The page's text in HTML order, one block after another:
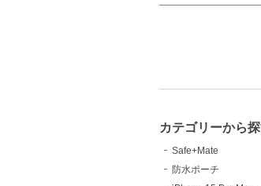
カテゴリーから
Safe+Mate
防水ポーチ